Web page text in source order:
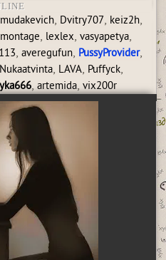
, Dvitry707, keiz2h,
, lexlex, vasyapetya,
, averegufun, PussyProvider,
Nukaatvinta, LAVA, Puffyck,
, artemida, vix200r